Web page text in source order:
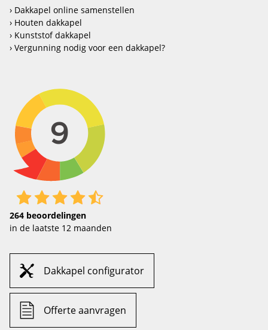
Dakkapel online samenstellen
Houten dakkapel
Kunststof dakkapel
Vergunning nodig voor een dakkapel?
264 beoordelingen
in de laatste 12 maanden
Dakkapel configurator
Offerte aanvragen